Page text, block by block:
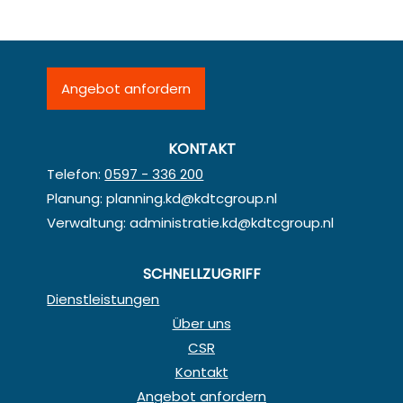
Angebot anfordern
KONTAKT
Telefon:0597 - 336 200
Planung:planning.kd@kdtcgroup.nl
Verwaltung:administratie.kd@kdtcgroup.nl
SCHNELLZUGRIFF
Dienstleistungen
Über uns
CSR
Kontakt
Angebot anfordern